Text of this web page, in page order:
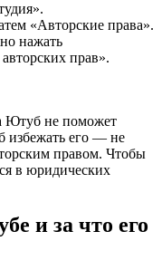
«Авторские права».
нажать
прав».
Ютуб не поможет
избежать его — не
правом. Чтобы
в юридических
и за что его